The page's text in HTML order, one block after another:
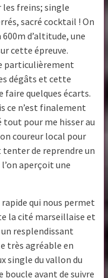
les freins; single
sacré cocktail ! On
d’altitude, une
cette épreuve.
particulièrement
dégâts et cette
quelques écarts.
ce n’est finalement
tout pour me hisser au
coureur local pour
de reprendre un
aperçoit une
qui nous permet
la cité marseillaise et
resplendissant
très agréable en
single du vallon du
avant de suivre